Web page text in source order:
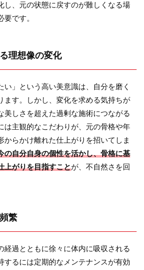
し、元の状態に戻すのが難しくなる場
です。
理想像の変化
い」という高い美意識は、自分を磨く
ます。しかし、変化を求める気持ちが
美しさを超えた過剰な施術につながる
は主観的なこだわりが、元の骨格や年
からかけ離れた仕上がりを招いてしま
の自分自身の個性を活かし、骨格に基
上がりを目指すことが、不自然さを回
繁
経過とともに徐々に体内に吸収される
するには定期的なメンテナンスが有効